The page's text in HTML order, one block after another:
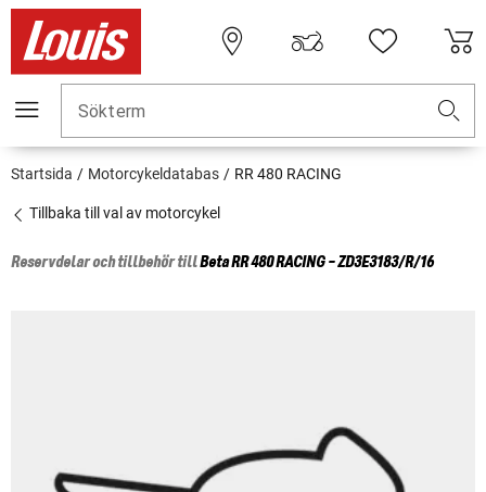
Sökterm
Startsida Motorcykeldatabas RR 480 RACING
Tillbaka till val av motorcykel
Reservdelar och tillbehör tillBetaRR 480 RACING - ZD3E3183/R/16